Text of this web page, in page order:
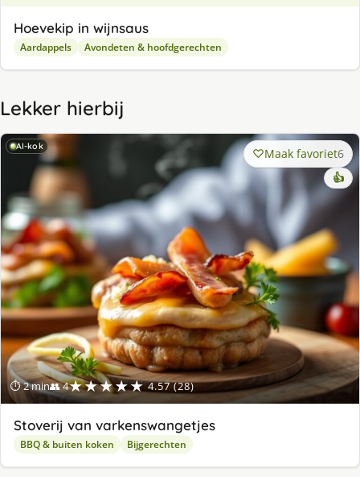
Hoevekip in wijnsaus
Aardappels Avondeten & hoofdgerechten
Lekker hierbij
AI-kok
⏱ 2 min👥 4★★★★★ 4.57 (28)
Maak favoriet6
👍
Stoverij van varkenswangetjes
BBQ & buiten koken Bijgerechten